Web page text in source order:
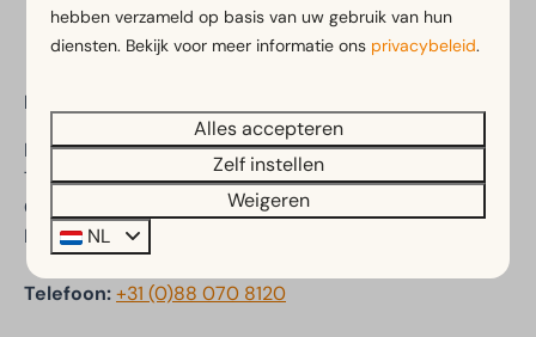
EuroParcs De Achterhoek
Ploegdijk 2
7241 SC Lochem
Gelderland
Nederland
Telefoon:+31 (0)88 070 8120
hebben verzameld op basis van uw gebruik van hun
diensten. Bekijk voor meer informatie ons privacybeleid.
Alles accepteren
Zelf instellen
Weigeren
NL